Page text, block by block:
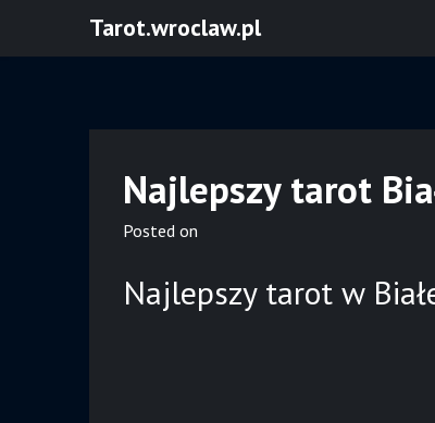
Tarot.wroclaw.pl
Najlepszy tarot
Posted on
Najlepszy tarot w